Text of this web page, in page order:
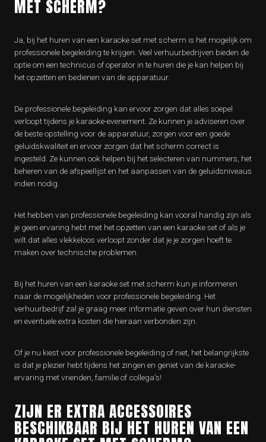
MET SCHERM?
Ja, bij het huren van een karaoke set met scherm is het mogelijk om
professionele begeleiding te krijgen. Veel verhuurbedrijven bieden de
optie om een technicus of operator in te huren die je kan helpen bij
het opzetten en bedienen van de apparatuur.
De professionele begeleiding kan ervoor zorgen dat alles soepel
verloopt tijdens je karaoke-evenement. Ze kunnen je adviseren over
de beste opstelling voor de apparatuur, zorgen voor een goede
geluidskwaliteit en ervoor zorgen dat het scherm correct is
ingesteld. Ze kunnen ook helpen bij het selecteren van nummers, het
beheren van de afspeellijst en het aanpassen van de geluidsniveaus
indien nodig.
Het hebben van professionele begeleiding kan vooral handig zijn als
je geen ervaring hebt met het opzetten van een karaoke set of als je
wilt dat alles vlekkeloos verloopt zonder dat je je zorgen hoeft te
maken over technische problemen.
Bij het huren van een karaoke set met scherm kun je informeren
naar de mogelijkheden voor professionele begeleiding. Het
verhuurbedrijf zal je graag meer informatie geven over hun diensten
en eventuele extra kosten die hieraan verbonden zijn.
Of je nu kiest voor professionele begeleiding of niet, het belangrijkste
is dat je plezier hebt tijdens het zingen en geniet van de karaoke-
ervaring met vrienden, familie of collega’s!
ZIJN ER EXTRA ACCESSOIRES
BESCHIKBAAR BIJ HET HUREN VAN EEN